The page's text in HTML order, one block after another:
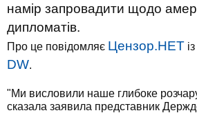
намір запровадити щодо
дипломатів.
Про це повідомляє Цензор.НЕТ
DW.
"Ми висловили наше глибоке
сказала заявила представник